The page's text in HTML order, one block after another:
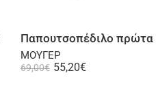
ΜΟΥΓΕΡ
69,00€ 55,20€